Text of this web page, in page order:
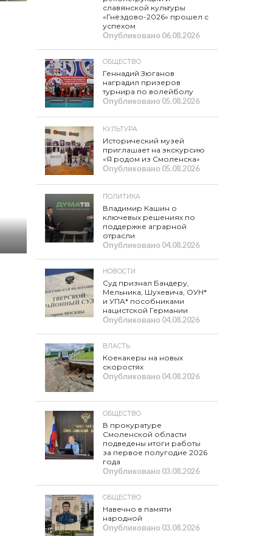
славянской культуры
«Гнёздово-2026» прошел с
успехом
Опубликовано06.08.2026
ОБЩЕСТВО
Геннадий Зюганов
наградил призеров
турнира по волейболу
Опубликовано05.08.2026
КУЛЬТУРА
Исторический музей
приглашает на экскурсию
«Я родом из Смоленска»
Опубликовано05.08.2026
ПОЛИТИКА
Владимир Кашин о
ключевых решениях по
поддержке аграрной
отрасли
Опубликовано04.08.2026
НОВОСТИ
Суд признал Бандеру,
Мельника, Шухевича, ОУН*
и УПА* пособниками
нацистской Германии
Опубликовано04.08.2026
ВЛАСТЬ
Коекакеры на новых
скоростях
Опубликовано04.08.2026
ОБЩЕСТВО
В прокуратуре
Смоленской области
подведены итоги работы
за первое полугодие 2026
года
Опубликовано03.08.2026
ОБЩЕСТВО
Навечно в памяти
народной
Опубликовано03.08.2026